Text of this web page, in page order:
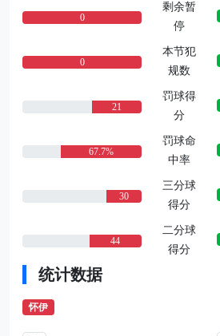
0
剩余暂
停
0
本节犯
规数
21
罚球得
分
67.7%
罚球命
中率
30
三分球
得分
44
二分球
得分
统计数据
怀伊